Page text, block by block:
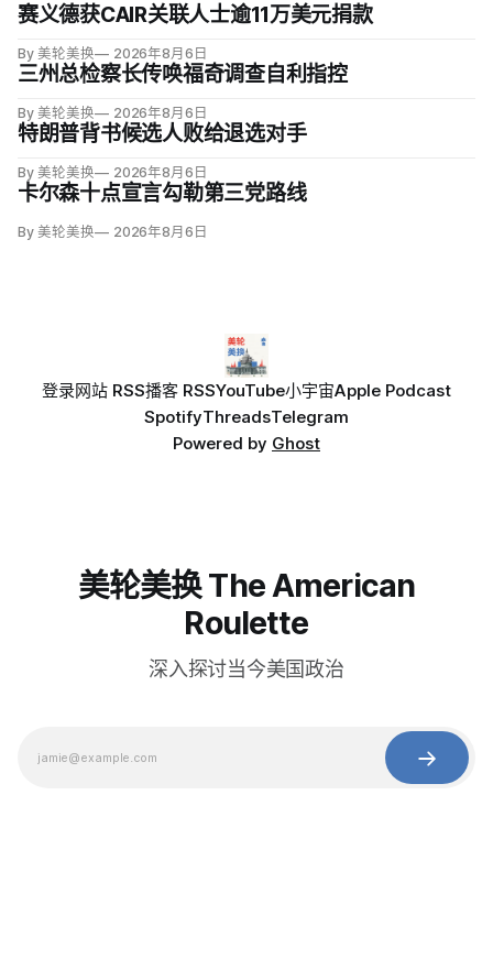
赛义德获CAIR关联人士逾11万美元捐款
By 美轮美换 2026年8月6日
三州总检察长传唤福奇调查自利指控
By 美轮美换 2026年8月6日
特朗普背书候选人败给退选对手
By 美轮美换 2026年8月6日
卡尔森十点宣言勾勒第三党路线
By 美轮美换 2026年8月6日
登录网站 RSS播客 RSSYouTube小宇宙Apple Podcast
SpotifyThreadsTelegram
Powered by Ghost
美轮美换 The American
Roulette
深入探讨当今美国政治